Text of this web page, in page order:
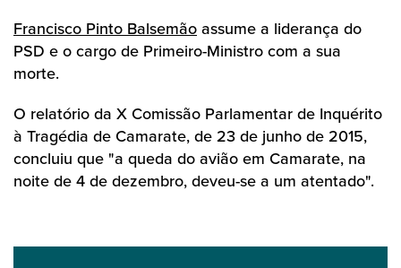
Francisco Pinto Balsemão assume a liderança do
PSD e o cargo de Primeiro-Ministro com a sua
morte.
O relatório da X Comissão Parlamentar de Inquérito
à Tragédia de Camarate, de 23 de junho de 2015,
concluiu que "a queda do avião em Camarate, na
noite de 4 de dezembro, deveu-se a um atentado".